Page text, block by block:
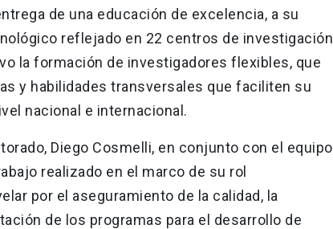
de una educación de excelencia, a su
reflejado en 22 centros de investigación
la formación de investigadores flexibles, que
y habilidades transversales que faciliten su
nacional e internacional.
Diego Cosmelli, en conjunto con el equipo
realizado en el marco de su rol
por el aseguramiento de la calidad, la
de los programas para el desarrollo de